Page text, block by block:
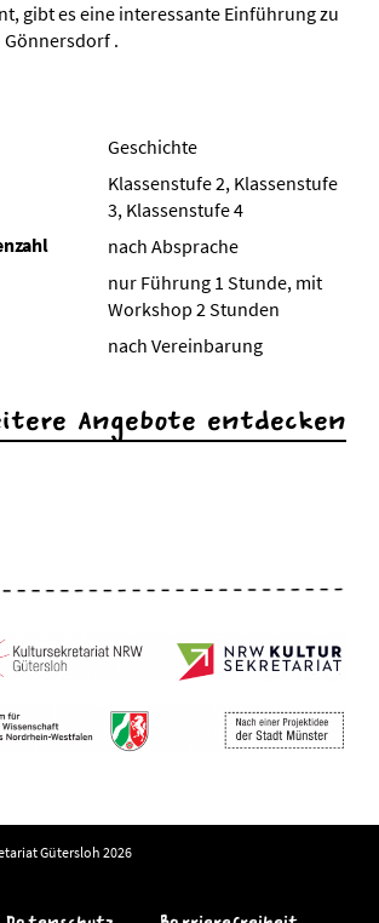
gibt es eine interessante Einführung zu
.
Geschichte
Klassenstufe 2, Klassenstufe
3, Klassenstufe 4
nach Absprache
nur Führung 1 Stunde, mit
Workshop 2 Stunden
nach Vereinbarung
Angebote entdecken
Gütersloh 2026